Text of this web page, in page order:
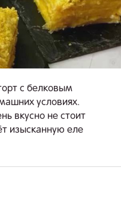
с белковым
условиях.
вкусно не стоит
изысканную еле